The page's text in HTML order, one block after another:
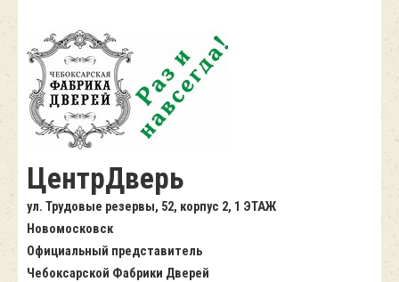
ЦентрДверь
ул. Трудовые резервы, 52, корпус 2, 1 ЭТАЖ
Новомосковск
Официальный представитель
Чебоксарской Фабрики Дверей